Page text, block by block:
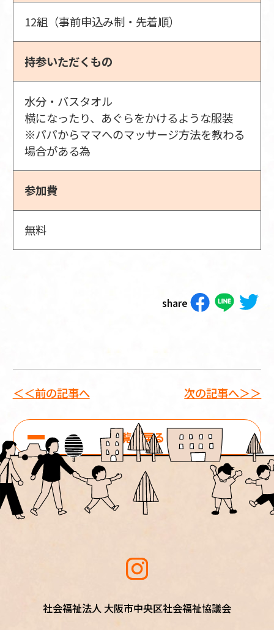
12組（事前申込み制・先着順）
持参いただくもの
水分・バスタオル
横になったり、あぐらをかけるような服装
※パパからママへのマッサージ方法を教わる
場合がある為
参加費
無料
share
＜＜前の記事へ
一覧に戻る
次の記事へ＞＞
社会福祉法人 大阪市中央区社会福祉協議会